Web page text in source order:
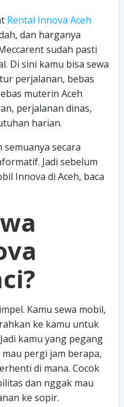
Rental Innova Aceh
dan harganya
sudah pasti
Di sini kamu bisa sewa
perjalanan, bebas
muterin Aceh
perjalanan dinas,
harian.
secara
Jadi sebelum
Innova di Aceh, baca
Kamu sewa mobil,
ke kamu untuk
kamu yang pegang
pergi jam berapa,
di mana. Cocok
dan nggak mau
ke sopir.